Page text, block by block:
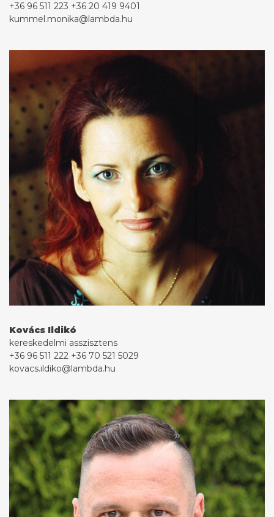
+36 96 511 223 +36 20 419 9401
kummel.monika@lambda.hu
Kovács Ildikó
kereskedelmi asszisztens
+36 96 511 222 +36 70 521 5029
kovacs.ildiko@lambda.hu